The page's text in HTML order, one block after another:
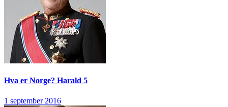
Hva er Norge? Harald 5
1 september 2016